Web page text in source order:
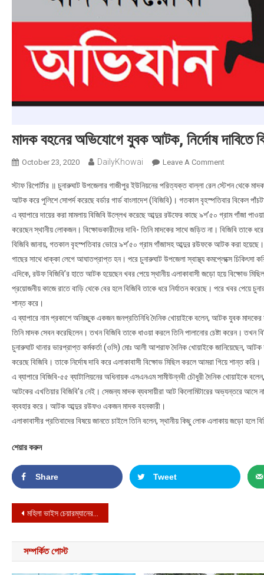
মাদক বহনের অভিযোগে যুবক আটক, নির্দোষ দাবিতে
October 23, 2020 DailyKhowai Leave A CommentOn মাদক
স্টাফ রিপোর্টার ॥ চুনারুঘাট উপজেলার গাজীপুর ইউনিয়নের পরিত্যক্ত বাল্লা রেল স্টেশন থেকে
আটক করে পুলিশে সোপর্দ করেছে বর্ডার গার্ড বাংলাদেশ (বিজিবি)। গতকাল বৃহস্পতিবার বিকেল
এ ব্যাপারে দায়ের করা মামলায় বিজিবি উল্লেখ করেছে আব্দুর রউফের কাছে ৯শ’৫০ গ্রাম গাঁজা
করেছেন স্থানীয় লোকজন। বিক্ষোভকারীদের দাবি- তিনি মাদকের সাথে জড়িত না। বিজিবি তাকে
বিজিবি জানায়, গতকাল বৃহস্পতিবার ভোরে ৯শ’৫০ গ্রাম গাঁজাসহ আব্দুর রউফকে আটক করা হয়েছে।
গাছের সাথে ধাক্কা লেগে আঘাতপ্রাপ্ত হন। পরে চুনারুঘাট উপজেলা স্বাস্থ্য কমপ্লেক্সে চিকিৎসা
এদিকে, রউফ বিজিবি’র হাতে আটক হয়েছেন খবর পেয়ে স্থানীয় এলাকাবাসী জড়ো হয়ে বিক্ষোভ
প্রয়োজনীয় কাজে রাতে বাড়ি থেকে বের হলে বিজিবি তাকে ধরে নির্যাতন করেছে। পরে খবর পেয়ে
শান্ত করে।
এ ব্যাপারে নাম প্রকাশে অনিচ্ছুক একজন জনপ্রতিনিধি দৈনিক খোয়াইকে বলেন, আটক যুবক
তিনি মাদক সেবন করেছিলেন। তখন বিজিবি তাকে ধাওয়া করলে তিনি পালানোর চেষ্টা করেন। তখন
চুনারুঘাট থানার ভারপ্রাপ্ত কর্মকর্তা (ওসি) মোঃ আলী আশরাফ দৈনিক খোয়াইকে জানিয়েছেন,
করেছে বিজিবি। তাকে নির্দোষ দাবি করে এলাকাবাসী বিক্ষোভ মিছিল করলে আমরা গিয়ে শান্ত করি।
এ ব্যাপারে বিজিবি-৫৫ ব্যাটালিয়নের অধিনায়ক এসএনএম সামীউন্নবী চৌধুরী দৈনিক খোয়াইকে
আটকের এখতিয়ার বিজিবি’র নেই। সেজন্য মাদক ব্যবসায়ীরা আট কিলোমিটারের অভ্যন্তরে আসে
ব্যবহার করে। আটক আব্দুর রউফও একজন মাদক বহনকারী।
এলাকাবাসীর প্রতিবাদের বিষয়ে জানতে চাইলে তিনি বলেন, স্থানীয় কিছু লোক এলাকায় জড়ো হলে
শেয়ার করুন
Share Tweet
Post navigation
মহিলা ভাইস চেয়ারম্যানের সাথে অশালীন আচরণের অভিযোগ
সম্পর্কিত পোস্ট